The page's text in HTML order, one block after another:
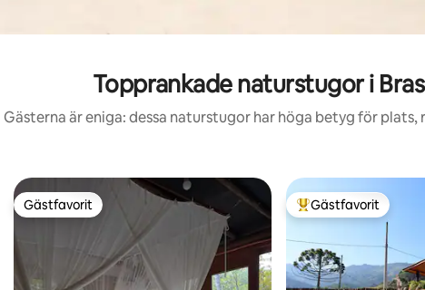
Topprankade naturstugor i
Gästerna är eniga: dessa naturstugor har höga betyg för plats,
Gästfavorit
Gästfavorit Populär gästfavorit
Gästfavorit